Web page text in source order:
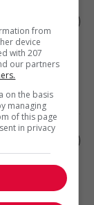
from
device
with 207
our partners
on the basis
managing
of this page
in privacy